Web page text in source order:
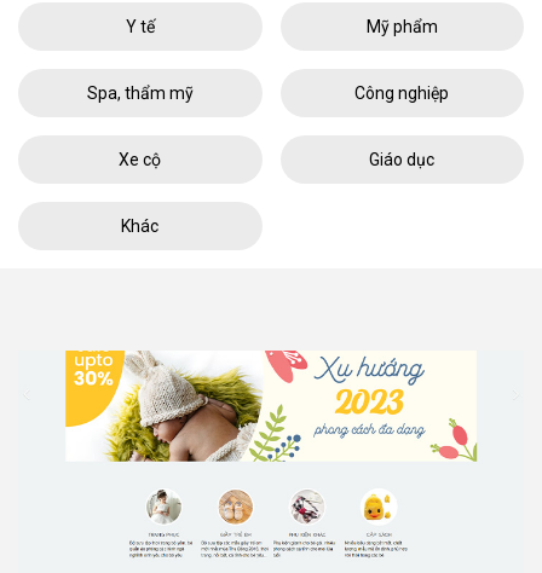
Y tế Mỹ phẩm
Spa, thẩm mỹ Công nghiệp
Xe cộ Giáo dục
Khác